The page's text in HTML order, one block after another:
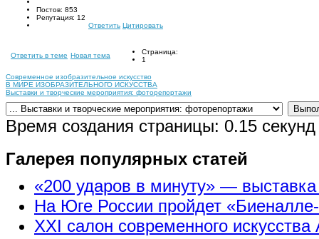
Постов: 853
Репутация: 12
Ответить Цитировать
Ответить в теме Новая тема
Страница:
1
Современное изобразительное искусство
В МИРЕ ИЗОБРАЗИТЕЛЬНОГО ИСКУССТВА
Выставки и творческие мероприятия: фоторепортажи
Время создания страницы: 0.15 секунд
Галерея популярных статей
«200 ударов в минуту» —
На Юге России пройдет
XXI салон современного искусства